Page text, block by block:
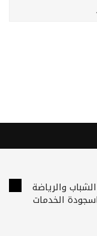
والرياضة
الخدمات